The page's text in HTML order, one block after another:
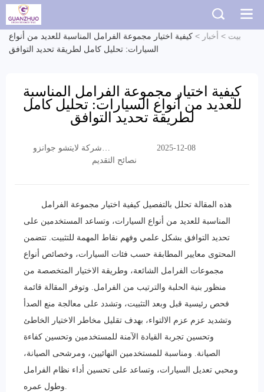
بيت > أخبار > كيفية اختيار مجموعة الفرامل المناسبة للعديد من أنواع
السيارات: تحليل كامل لطريقة تحديد التوافق
كيفية اختيار مجموعة الفرامل المناسبة
للعديد من أنواع السيارات: تحليل كامل
لطريقة تحديد التوافق
شركة لايتشو جوانزو
2025-12-08
نصائح التقديم
هذه المقالة تحلل بالتفصيل كيفية اختيار مجموعة الفرامل
المناسبة للعديد من أنواع السيارات، وتساعد المستخدمين على
تحديد التوافق بشكل علمي وفهم نقاط المهمة للتثبيت. تتضمن
المحتوى معايير المطابقة حسب فئات السيارات، وخصائص أنواع
مجموعات الفرامل الشائعة، وطريقة الاختيار المتخصصة من
منظور بنية الحلبة والترتيب من الفرامل. وتوفر المقالة قائمة
فحص رئيسية قبل وبعد التثبيت، وتشدد على معالجة منع الصدأ
وتشديد عزم عزم الالتواء، بهدف تقليل مخاطر الاختيار الخاطئ
وتحسين تجربة القيادة الآمنة للمستخدمين وتحسين كفاءة
الصيانة. ومناسبة للمستخدمين النهائيين، ومرشحى الصيانة،
ومحبي تعديل السيارات، وتساعد على تحسين أداء نظام الفرامل
وطول عمره.